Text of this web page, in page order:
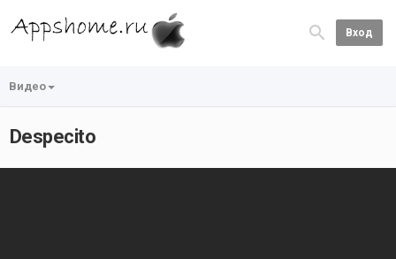
Вход
Видео
Despecito